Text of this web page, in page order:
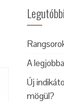
A
Új
mögül?